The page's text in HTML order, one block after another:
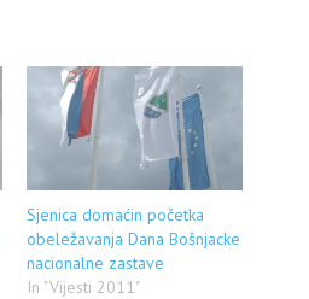
Sjenica domaćin početka
obeležavanja Dana Bošnjacke
nacionalne zastave
In "Vijesti 2011"